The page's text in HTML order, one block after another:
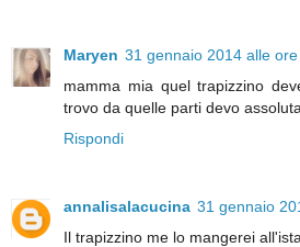
Maryen 31 gennaio 2014 alle
mamma mia quel trapizzino
trovo da quelle parti devo
Rispondi
annalisalacucina 31 gennaio
Il trapizzino me lo mangerei